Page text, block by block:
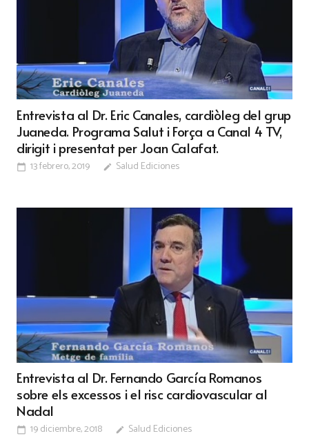
Entrevista al Dr. Eric Canales, cardiòleg del grup
Juaneda. Programa Salut i Força a Canal 4 TV,
dirigit i presentat per Joan Calafat.
calendar_today 13 febrero, 2019 edit Salud Ediciones
Entrevista al Dr. Fernando García Romanos
sobre els excessos i el risc cardiovascular al
Nadal
calendar_today 19 diciembre, 2018 edit Salud Ediciones